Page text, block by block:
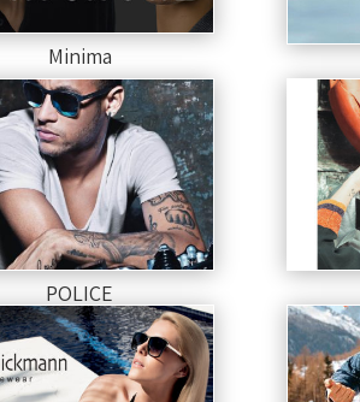
Minima
POLICE